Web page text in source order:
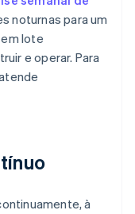
noturnas para um
lote
e operar. Para
à